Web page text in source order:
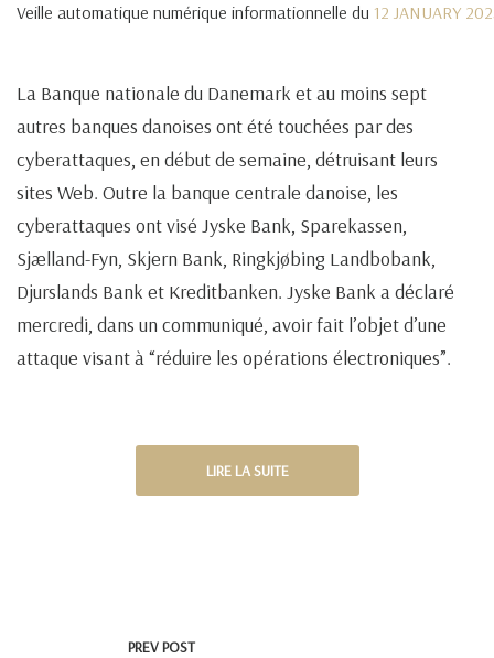
Veille automatique numérique informationnelle du 12 JANUARY
La Banque nationale du Danemark et au moins sept
autres banques danoises ont été touchées par des
cyberattaques, en début de semaine, détruisant leurs
sites Web. Outre la banque centrale danoise, les
cyberattaques ont visé Jyske Bank, Sparekassen,
Sjælland-Fyn, Skjern Bank, Ringkjøbing Landbobank,
Djurslands Bank et Kreditbanken. Jyske Bank a déclaré
mercredi, dans un communiqué, avoir fait l’objet d’une
attaque visant à “réduire les opérations électroniques”.
LIRE LA SUITE
PREV POST